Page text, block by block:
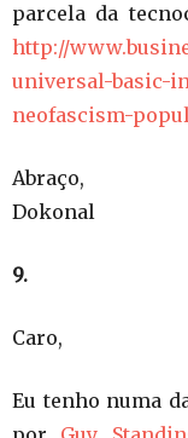
parcela da
http://
universal-basic-
neofascism-
Abraço,
Dokonal
9.
Caro,
Eu tenho numa